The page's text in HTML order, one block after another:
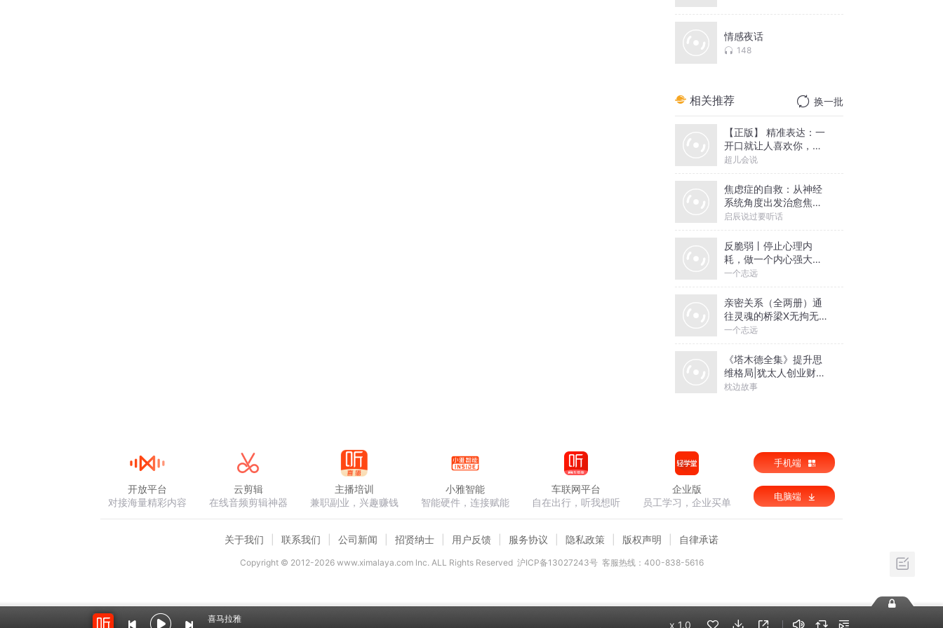
情感夜话
148
相关推荐 换一批
【正版】 精准表达：一
开口就让人喜欢你，情
商沟通必听
超儿会说
焦虑症的自救：从神经
系统角度出发治愈焦虑
症
启辰说过要听话
反脆弱丨停止心理内
耗，做一个内心强大的
人丨一个志远演播
一个志远
亲密关系（全两册）通
往灵魂的桥梁X无拘无束
的关系丨亲密关系心理
一个志远
《塔木德全集》提升思
维格局|犹太人创业财富
圣经
枕边故事
喜马拉雅
x 1.0
开放平台
对接海量精彩内容
云剪辑
在线音频剪辑神器
主播培训
兼职副业，兴趣赚钱
小雅智能
智能硬件，连接赋能
车联网平台
自在出行，听我想听
企业版
员工学习，企业买单
手机端
电脑端
关于我们 联系我们 公司新闻 招贤纳士 用户反馈 服务协议 隐私政策 版权声明 自律承诺
Copyright © 2012-2026www.ximalaya.com lnc. ALL Rights Reserved 沪ICP备13027243号 客服热线：400-838-5616